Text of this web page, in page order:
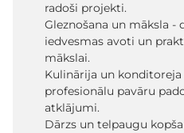
radoši projekti.
Gleznošana un māksla -
iedvesmas avoti un
mākslai.
Kulinārija un
profesionālu pavāru
atklājumi.
Dārzs un telpaugu